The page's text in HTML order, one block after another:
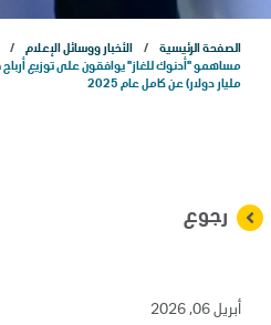
الذكاء الاصطناعي
علاقات المستثمرين
الصفحة الرئيسية الأخبار ووسائل الإعلام
مليار دولار) عن كامل عام 2025
رجوع
أبريل 06, 2026